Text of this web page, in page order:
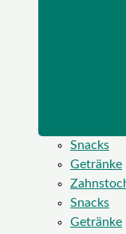
Snacks
Getränke
Snacks
Getränke